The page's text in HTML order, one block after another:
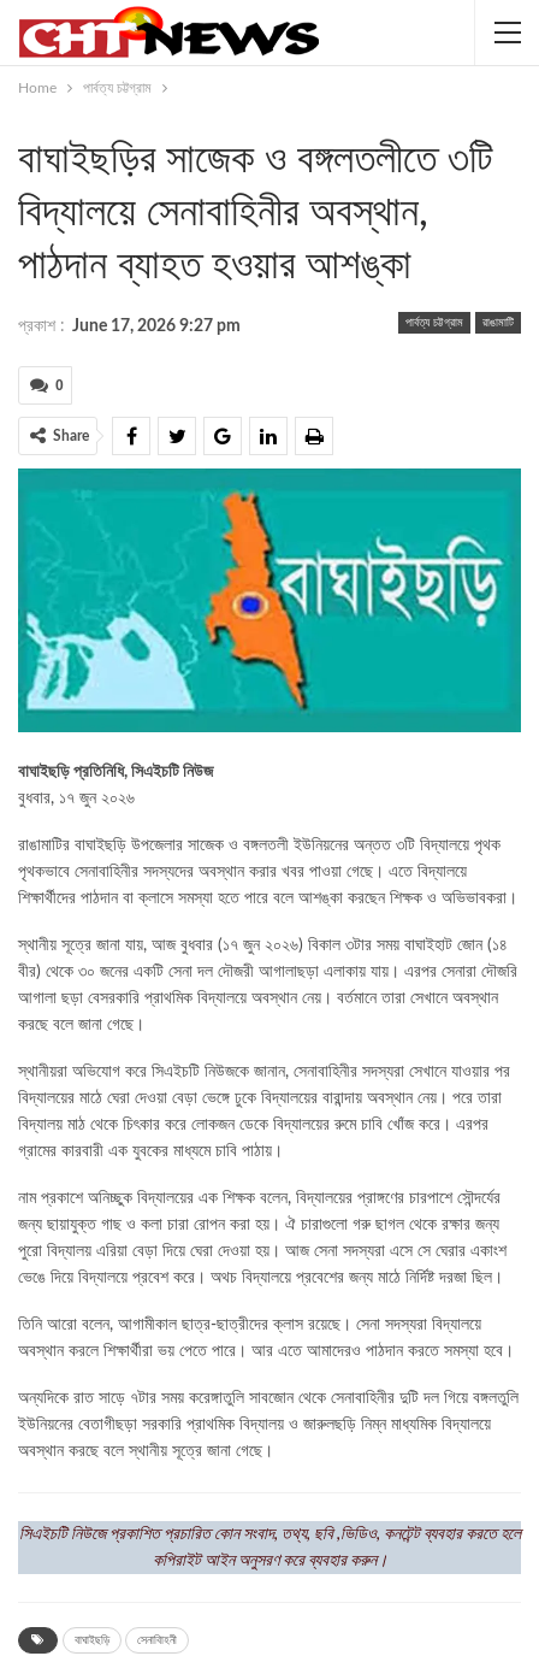
Home পার্বত্য চট্টগ্রাম
বাঘাইছড়ির সাজেক ও বঙ্গলতলীতে ৩টি
বিদ্যালয়ে সেনাবাহিনীর অবস্থান,
পাঠদান ব্যাহত হওয়ার আশঙ্কা
পার্বত্য চট্টগ্রাম রাঙামাটি
প্রকাশ : June 17, 2026 9:27 pm
0
Share
বাঘাইছড়ি প্রতিনিধি, সিএইচটি নিউজ
বুধবার, ১৭ জুন ২০২৬
রাঙামাটির বাঘাইছড়ি উপজেলার সাজেক ও বঙ্গলতলী ইউনিয়নের অন্তত ৩টি বিদ্যালয়ে পৃথক
পৃথকভাবে সেনাবাহিনীর সদস্যদের অবস্থান করার খবর পাওয়া গেছে। এতে বিদ্যালয়ে
শিক্ষার্থীদের পাঠদান বা ক্লাসে সমস্যা হতে পারে বলে আশঙ্কা করছেন শিক্ষক ও অভিভাবকরা।
স্থানীয় সূত্রে জানা যায়, আজ বুধবার (১৭ জুন ২০২৬) বিকাল ৩টার সময় বাঘাইহাট জোন (১৪
বীর) থেকে ৩০ জনের একটি সেনা দল দৌজরী আগালাছড়া এলাকায় যায়। এরপর সেনারা দৌজরি
আগালা ছড়া বেসরকারি প্রাথমিক বিদ্যালয়ে অবস্থান নেয়। বর্তমানে তারা সেখানে অবস্থান
করছে বলে জানা গেছে।
স্থানীয়রা অভিযোগ করে সিএইচটি নিউজকে জানান, সেনাবাহিনীর সদস্যরা সেখানে যাওয়ার পর
বিদ্যালয়ের মাঠে ঘেরা দেওয়া বেড়া ভেঙ্গে ঢুকে বিদ্যালয়ের বারান্দায় অবস্থান নেয়। পরে তারা
বিদ্যালয় মাঠ থেকে চিৎকার করে লোকজন ডেকে বিদ্যালয়ের রুমে চাবি খোঁজ করে। এরপর
গ্রামের কারবারী এক যুবকের মাধ্যমে চাবি পাঠায়।
নাম প্রকাশে অনিচ্ছুক বিদ্যালয়ের এক শিক্ষক বলেন, বিদ্যালয়ের প্রাঙ্গণের চারপাশে সৌন্দর্যের
জন্য ছায়াযুক্ত গাছ ও কলা চারা রোপন করা হয়। ঐ চারাগুলো গরু ছাগল থেকে রক্ষার জন্য
পুরো বিদ্যালয় এরিয়া বেড়া দিয়ে ঘেরা দেওয়া হয়। আজ সেনা সদস্যরা এসে সে ঘেরার একাংশ
ভেঙে দিয়ে বিদ্যালয়ে প্রবেশ করে। অথচ বিদ্যালয়ে প্রবেশের জন্য মাঠে নির্দিষ্ট দরজা ছিল।
তিনি আরো বলেন, আগামীকাল ছাত্র-ছাত্রীদের ক্লাস রয়েছে। সেনা সদস্যরা বিদ্যালয়ে
অবস্থান করলে শিক্ষার্থীরা ভয় পেতে পারে। আর এতে আমাদেরও পাঠদান করতে সমস্যা হবে।
অন্যদিকে রাত সাড়ে ৭টার সময় করেঙ্গাতুলি সাবজোন থেকে সেনাবাহিনীর দুটি দল গিয়ে বঙ্গলতুলি
ইউনিয়নের বেতাগীছড়া সরকারি প্রাথমিক বিদ্যালয় ও জারুলছড়ি নিম্ন মাধ্যমিক বিদ্যালয়ে
অবস্থান করছে বলে স্থানীয় সূত্রে জানা গেছে।
সিএইচটি নিউজে প্রকাশিত প্রচারিত কোন সংবাদ, তথ্য, ছবি ,ভিডিও, কনটেন্ট ব্যবহার করতে হলে
কপিরাইট আইন অনুসরণ করে ব্যবহার করুন।
বাঘাইছড়ি সেনাবািহনী